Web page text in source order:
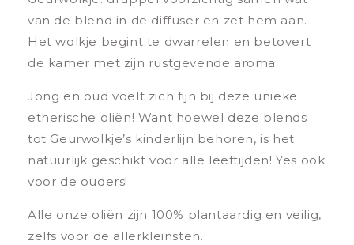
van de blend in de diffuser en zet hem aan.
Het wolkje begint te dwarrelen en betovert
de kamer met zijn rustgevende aroma.
Jong en oud voelt zich fijn bij deze unieke
etherische oliën! Want hoewel deze blends
tot Geurwolkje’s kinderlijn behoren, is het
natuurlijk geschikt voor alle leeftijden! Yes ook
voor de ouders!
Alle onze oliën zijn 100% plantaardig en veilig,
zelfs voor de allerkleinsten.